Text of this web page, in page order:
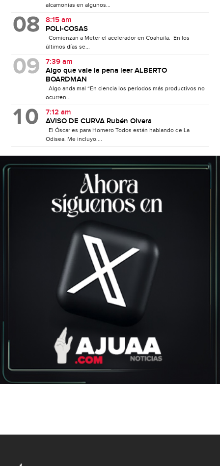
alcamonías en algunos...
8:15 am
POLI-COSAS
Comienzan a Meter el acelerador en Coahuila. En los
últimos días se...
7:39 am
Algo que vale la pena leer ALBERTO
BOARDMAN
Algo anda mal “En ciencia los períodos más productivos no
ocurren...
7:12 am
AVISO DE CURVA Rubén Olvera
El Óscar es para Homero Todos están hablando de La
Odisea. Me incluyo....